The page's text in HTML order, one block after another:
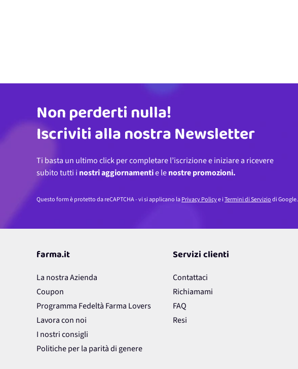
Indirizzo email
Non perderti nulla!
Iscriviti alla nostra Newsletter
Ti basta un ultimo click per completare l’iscrizione e iniziare a ricevere
subito tutti i nostri aggiornamentie lenostre promozioni.
Questo form è protetto da reCAPTCHA - vi si applicano laPrivacy Policye iTermini di Serviziodi Google.
farma.it
La nostra Azienda
Coupon
Programma Fedeltà Farma Lovers
Lavora con noi
I nostri consigli
Politiche per la parità di genere
Servizi clienti
Contattaci
Richiamami
FAQ
Resi